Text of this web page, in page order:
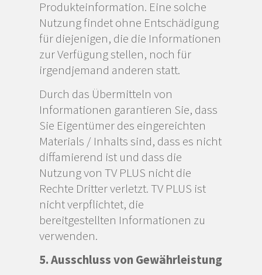
Produkteinformation. Eine solche
Nutzung findet ohne Entschädigung
für diejenigen, die die Informationen
zur Verfügung stellen, noch für
irgendjemand anderen statt.
Durch das Übermitteln von
Informationen garantieren Sie, dass
Sie Eigentümer des eingereichten
Materials / Inhalts sind, dass es nicht
diffamierend ist und dass die
Nutzung von TV PLUS nicht die
Rechte Dritter verletzt. TV PLUS ist
nicht verpflichtet, die
bereitgestellten Informationen zu
verwenden.
5. Ausschluss von Gewährleistung